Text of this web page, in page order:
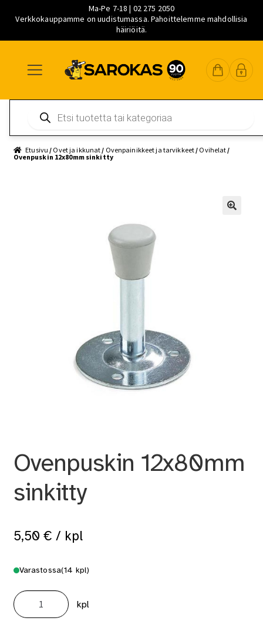
Ma-Pe 7-18 | 02 275 2050
Verkkokauppamme on uudistumassa. Pahoittelemme mahdollisia
häiriöitä.
navigointiin
sisältöön
pääsisältöön
search
Etusivu / Ovet ja ikkunat / Ovenpainikkeet ja tarvikkeet / Ovihelat /
Ovenpuskin 12x80mm sinkitty
Ovenpuskin 12x80mm
sinkitty
5,50 € / kpl
Varastossa(14 kpl)
Ovenpuskin
12x80mm
sinkitty
määrä
kpl